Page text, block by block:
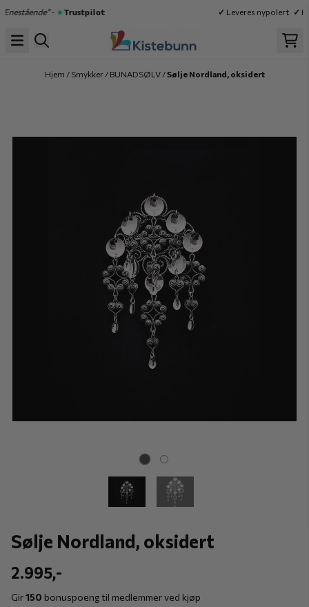
Hopp til innhold
-★Trustpilot ✓Leveres nypolert ✓
Hjem / Smykker / BUNADSØLV /Sølje Nordland, oksidert
Sølje Nordland, oksidert
2.995,-
Gir150 bonuspoeng til medlemmer ved kjøp